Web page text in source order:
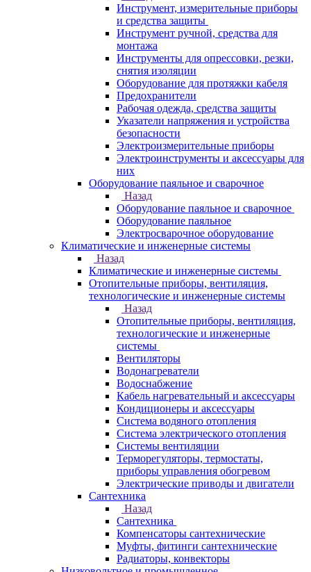
Инструмент, измерительные приборы
и средства защиты
Инструмент ручной, средства для
монтажа
Инструменты для опрессовки, резки,
снятия изоляции
Оборудование для протяжки кабеля
Предохранители
Рабочая одежда, средства защиты
Указатели напряжения и устройства
безопасности
Электроизмерительные приборы
Электроинструменты и аксессуары для
них
Оборудование паяльное и сварочное
Назад
Оборудование паяльное и сварочное
Оборудование паяльное
Электросварочное оборудование
Климатические и инженерные системы
Назад
Климатические и инженерные системы
Отопительные приборы, вентиляция,
технологические и инженерные системы
Назад
Отопительные приборы, вентиляция,
технологические и инженерные
системы
Вентиляторы
Водонагреватели
Водоснабжение
Кабель нагревательный и аксессуары
Кондиционеры и аксессуары
Система водяного отопления
Система электрического отопления
Системы вентиляции
Терморегуляторы, термостаты,
приборы управления обогревом
Электрические приводы и двигатели
Сантехника
Назад
Сантехника
Компенсаторы сантехнические
Муфты, фитинги сантехнические
Радиаторы, конвекторы